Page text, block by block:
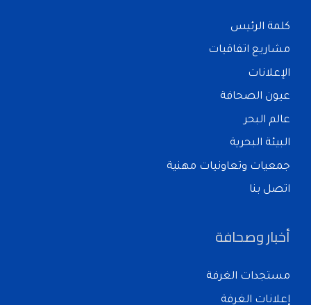
كلمة الرئيس
مشاريع اتفاقيات
الإعلانات
عيون الصحافة
عالم البحر
البيئة البحرية
جمعيات وتعاونيات مهنية
اتصل بنا
أخبار وصحافة
مستجدات الغرفة
إعلانات الغرفة